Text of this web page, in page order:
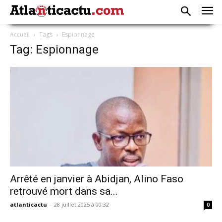
Accueil Tags Espionnage
Tag: Espionnage
Arrêté en janvier à Abidjan, Alino Faso
retrouvé mort dans sa...
atlanticactu - 28 juillet 2025 à 00:32 0